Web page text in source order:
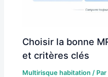
Choisir la bonne
et critères clés
Multirisque habitation / Par